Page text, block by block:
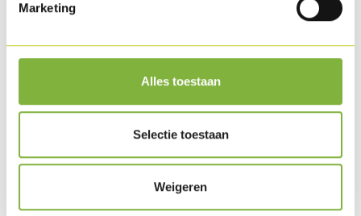
Marketing
Alles toestaan
Selectie toestaan
Weigeren